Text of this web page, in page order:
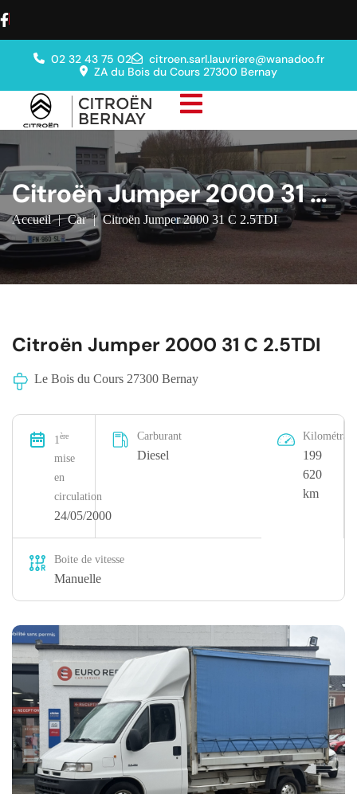
02 32 43 75 02
citroen.sarl.lauvriere@wanadoo.fr
ZA du Bois du Cours 27300 Bernay
Citroën Jumper 2000 31 C
2.5TDI
Accueil | Car | Citroën Jumper 2000 31 C 2.5TDI
Citroën Jumper 2000 31 C 2.5TDI
Le Bois du Cours 27300 Bernay
1ère
mise
en
circulation
24/05/2000
Carburant
Diesel
199
620
km
Boite de vitesse
Manuelle